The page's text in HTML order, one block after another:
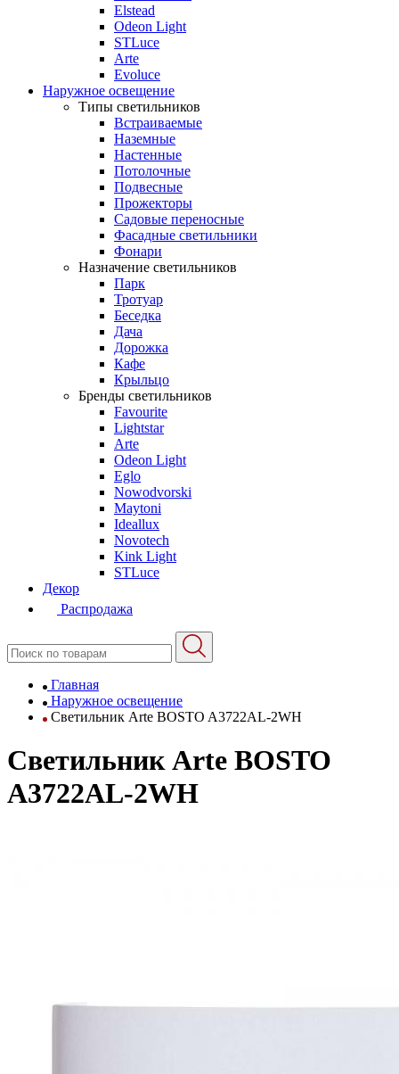
Elstead
Odeon Light
STLuce
Arte
Evoluce
Наружное освещение
Типы светильников
Встраиваемые
Наземные
Настенные
Потолочные
Подвесные
Прожекторы
Садовые переносные
Фасадные светильники
Фонари
Назначение светильников
Парк
Тротуар
Беседка
Дача
Дорожка
Кафе
Крыльцо
Бренды светильников
Favourite
Lightstar
Arte
Odeon Light
Eglo
Nowodvorski
Maytoni
Ideallux
Novotech
Kink Light
STLuce
Декор
Распродажа
Главная
Наружное освещение
Светильник Arte BOSTO A3722AL-2WH
Светильник Arte BOSTO
A3722AL-2WH